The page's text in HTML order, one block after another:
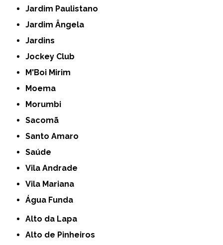
Jardim Paulistano
Jardim Ângela
Jardins
Jockey Club
M'Boi Mirim
Moema
Morumbi
Sacomã
Santo Amaro
Saúde
Vila Andrade
Vila Mariana
Água Funda
Alto da Lapa
Alto de Pinheiros